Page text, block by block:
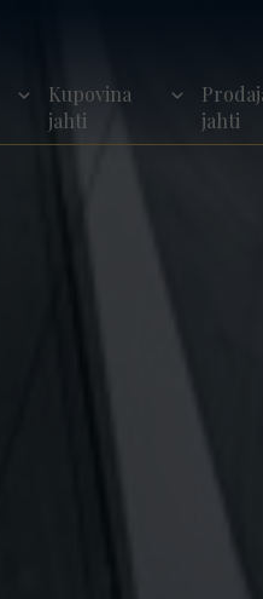
Kupovina
jahti
jahti